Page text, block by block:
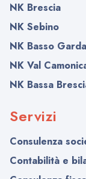
NK Brescia
NK Sebino
NK Basso Garda
NK Val
NK Bassa
Servizi
Consulenza
Contabilità e